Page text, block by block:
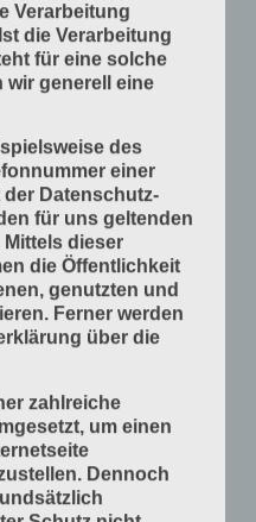
Verarbeitung
die Verarbeitung
für eine solche
wir generell eine
des
einer
Datenschutz-
für uns geltenden
dieser
die Öffentlichkeit
genutzten und
Ferner werden
über die
zahlreiche
um einen
Dennoch